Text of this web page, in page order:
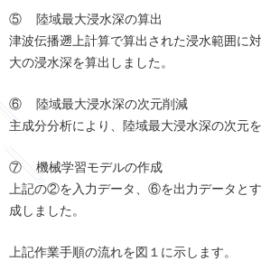
⑤ 陸域最大浸水深の算出
津波伝播遡上計算で算出された浸水範囲に
大の浸水深を算出しました。
⑥ 陸域最大浸水深の次元削減
主成分分析により、陸域最大浸水深の次元を
⑦ 機械学習モデルの作成
上記の②を入力データ、⑥を出力データと
成しました。
上記作業手順の流れを図１に示します。